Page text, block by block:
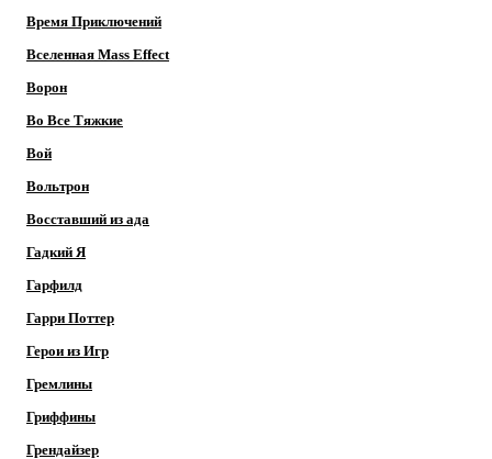
Время Приключений
Вселенная Mass Effect
Ворон
Во Все Тяжкие
Вой
Вольтрон
Восставший из ада
Гадкий Я
Гарфилд
Гарри Поттер
Герои из Игр
Гремлины
Гриффины
Грендайзер